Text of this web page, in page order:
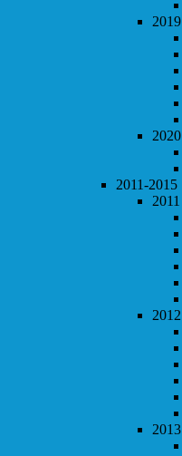
2019
2020
2011-2015
2011
2012
2013